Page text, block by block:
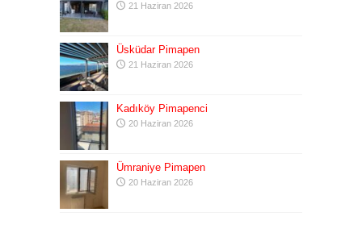
21 Haziran 2026
Üsküdar Pimapen
21 Haziran 2026
Kadıköy Pimapenci
20 Haziran 2026
Ümraniye Pimapen
20 Haziran 2026